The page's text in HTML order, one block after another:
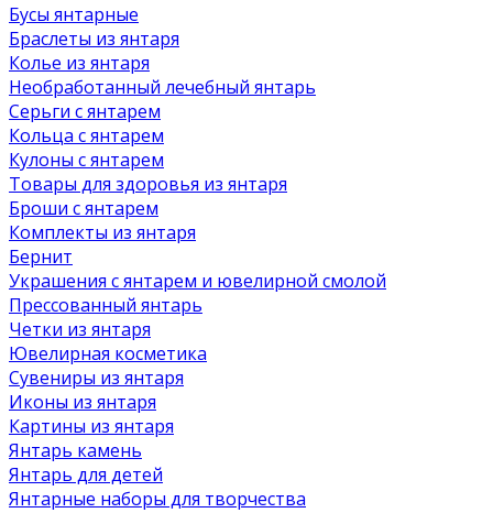
Бусы янтарные
Браслеты из янтаря
Колье из янтаря
Необработанный лечебный янтарь
Серьги с янтарем
Кольца с янтарем
Кулоны с янтарем
Товары для здоровья из янтаря
Броши с янтарем
Комплекты из янтаря
Бернит
Украшения с янтарем и ювелирной смолой
Прессованный янтарь
Четки из янтаря
Ювелирная косметика
Сувениры из янтаря
Иконы из янтаря
Картины из янтаря
Янтарь камень
Янтарь для детей
Янтарные наборы для творчества